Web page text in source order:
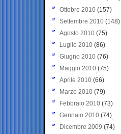
Ottobre 2010 (157)
Settembre 2010 (148)
Agosto 2010 (75)
Luglio 2010 (86)
Giugno 2010 (76)
Maggio 2010 (75)
Aprile 2010 (66)
Marzo 2010 (79)
Febbraio 2010 (73)
Gennaio 2010 (74)
Dicembre 2009 (74)